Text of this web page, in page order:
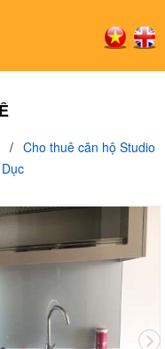
/ Cho thuê căn hộ Studio